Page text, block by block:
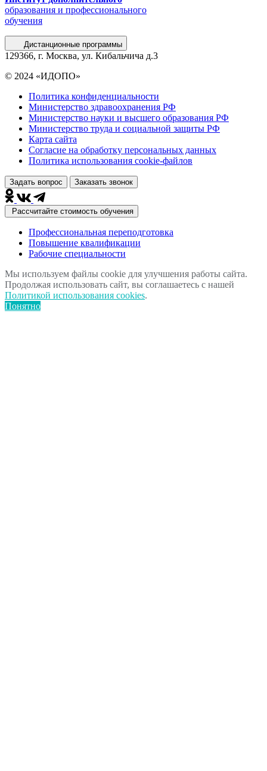
образования и профессионального
обучения
Дистанционные программы
129366, г. Москва, ул. Кибальчича д.3
© 2024 «ИДОПО»
Политика конфиденциальности
Министерство здравоохранения РФ
Министерство науки и высшего образования РФ
Министерство труда и социальной защиты РФ
Карта сайта
Согласие на обработку персональных данных
Политика использования сookie-файлов
Задать вопрос Заказать звонок
Рассчитайте стоимость обучения
Профессиональная переподготовка
Повышение квалификации
Рабочие специальности
Мы используем файлы cookie для улучшения работы сайта.
Продолжая использовать сайт, вы соглашаетесь с нашей
Политикой использования cookies.
Понятно